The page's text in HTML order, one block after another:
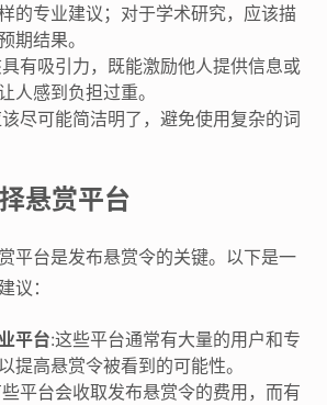
的专业建议；对于学术研究，应该描
期结果。
有吸引力，既能激励他人提供信息或
人感到负担过重。
尽可能简洁明了，避免使用复杂的词
悬赏平台
平台是发布悬赏令的关键。以下是一
议：
平台:这些平台通常有大量的用户和专
提高悬赏令被看到的可能性。
平台会收取发布悬赏令的费用，而有